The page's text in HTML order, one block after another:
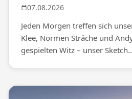
07.08.2026
Jeden Morgen treffen sich
Klee, Normen Sträche und
gespielten Witz – unser